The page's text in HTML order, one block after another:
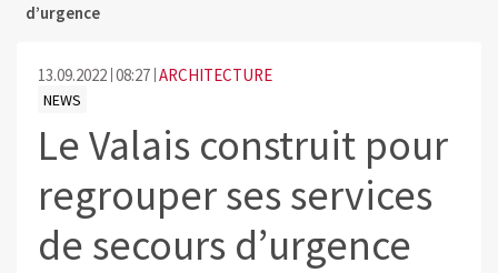
d’urgence
13.09.2022 08:27 ARCHITECTURE
NEWS
Le Valais construit pour
regrouper ses services
de secours d’urgence